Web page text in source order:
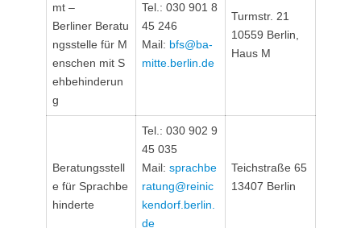
mt –
Berliner Beratu
ngsstelle für M
enschen mit S
ehbehinderun
g
Tel.: 030 901 8
45 246
Mail: bfs@ba-
mitte.berlin.de
Turmstr. 21
10559 Berlin,
Haus M
Beratungsstell
e für Sprachbe
hinderte
Tel.: 030 902 9
45 035
Mail: sprachbe
ratung@reinic
kendorf.berlin.
de
Teichstraße 65
13407 Berlin